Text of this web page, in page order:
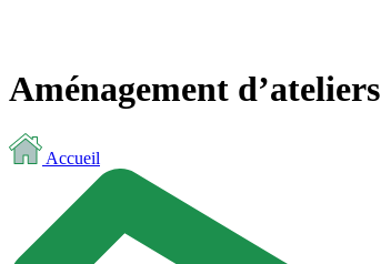
Aménagement d’ateliers
Accueil